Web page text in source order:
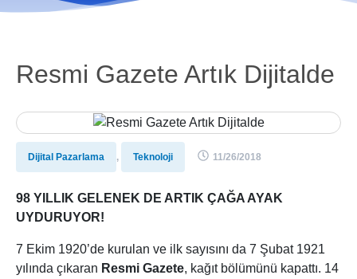
Resmi Gazete Artık Dijitalde
Dijital Pazarlama , Teknoloji 11/26/2018
98 YILLIK GELENEK DE ARTIK ÇAĞA AYAK
UYDURUYOR!
7 Ekim 1920’de kurulan ve ilk sayısını da 7 Şubat 1921
yılında çıkaran Resmi Gazete, kağıt bölümünü kapattı. 14